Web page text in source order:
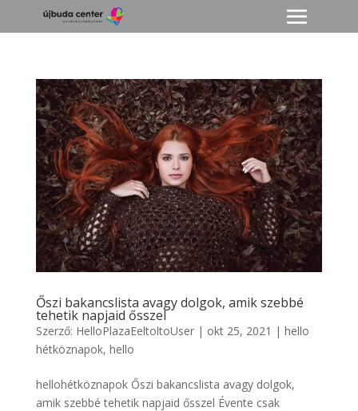
Őszi bakancslista avagy dolgok, amik szebbé
tehetik napjaid ősszel
Szerző: HelloPlazaEeltoltoUser| okt 25, 2021 | hello
hétköznapok, hello
hellohétköznapok Őszi bakancslista avagy dolgok,
amik szebbé tehetik napjaid ősszel Évente csak